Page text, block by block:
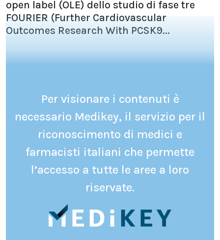
open label (OLE) dello studio di fase tre
FOURIER (Further Cardiovascular
Outcomes Research With PCSK9...
Per visionare i contenuti è
necessario Medikey, il servizio per il
riconoscimento di medici e
farmacisti italiani che permette
l’accesso a tutte le aree a loro
riservate.